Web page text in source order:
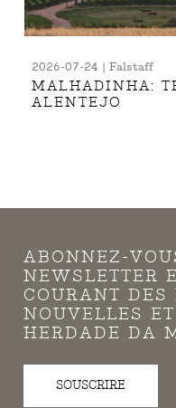
2026-07-24 | Falstaff
MALHADINHA:
ALENTEJO
ABONNEZ-
NEWSLETTER
COURANT DES
NOUVELLES
HERDADE DA
SOUSCRIRE